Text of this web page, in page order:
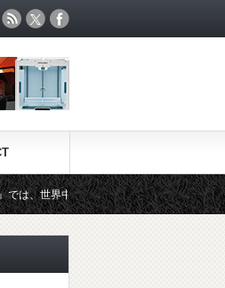
すぐりの3Dプリンタ用材料をお手頃な価格